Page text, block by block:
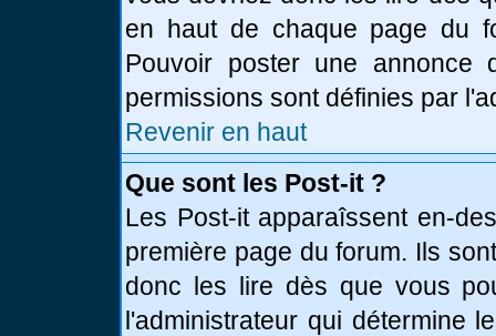
en haut de chaque page du
Pouvoir poster une annonce
permissions sont définies par
Revenir en haut
Que sont les Post-it ?
Les Post-it apparaîssent en-
première page du forum. Ils
donc les lire dès que vous
l'administrateur qui détermine